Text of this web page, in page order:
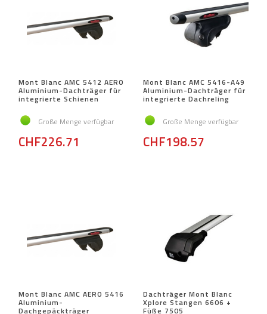
Mont Blanc AMC 5412 AERO
Aluminium-Dachträger für
integrierte Schienen
Große Menge verfügbar
CHF226.71
Mont Blanc AMC 5416-A49
Aluminium-Dachträger für
integrierte Dachreling
Große Menge verfügbar
CHF198.57
Mont Blanc AMC AERO 5416
Aluminium-
Dachgepäckträger
Dachträger Mont Blanc
Xplore Stangen 6606 +
Füße 7505